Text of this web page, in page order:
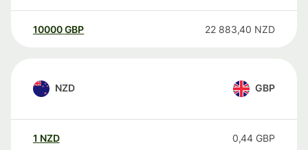
10000 GBP 22 883,40 NZD
NZD GBP
1 NZD 0,44 GBP